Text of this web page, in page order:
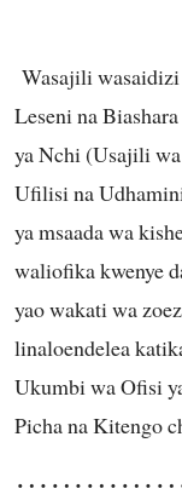
Wasajili
Leseni na
ya Nchi (Usajili
Ufilisi na
ya msaada wa
waliofika kwenye
yao wakati wa
linaloendelea
Ukumbi wa Ofisi
Picha na Kitengo